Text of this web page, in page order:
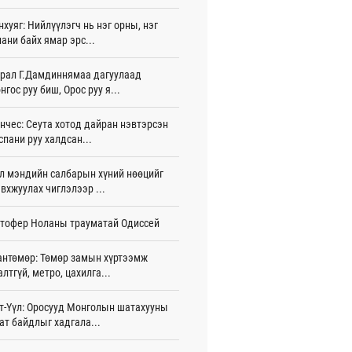
шигшээ баг Азийн наадам-д
бэлтгэлээ хангаж байна
цаг 14 мин
өөрчлөгдсөөр байна
цаг 29 мин
15-наас улсын дугаарын тэгш,
хорооллын арын замыг өнөөдөр
цагаас хаана
цаг 23 мин
дизель түлшний онцгой албан
тэглэлээ
15 цаг 58 мин
гүнж Евгени гурав дахь хүүхдээ
авлаа
15 цаг 50 мин
Нийлүүлэгч нь нэг орны, нэг
байх ямар эрс...
Г.Дамдиннямаа дагуулаад
руу биш, Орос руу я...
Сеута хотод дайран нэвтэрсэн
руу халдсан...
мэндийн салбарын хүний нөөцийг
чиглэлээр ...
Ноланы трауматай Одиссей
Төмөр замын хүртээмж
метро, цахилга...
Үүл: Оросууд Монголын шатахууны
байдлыг хадгала...